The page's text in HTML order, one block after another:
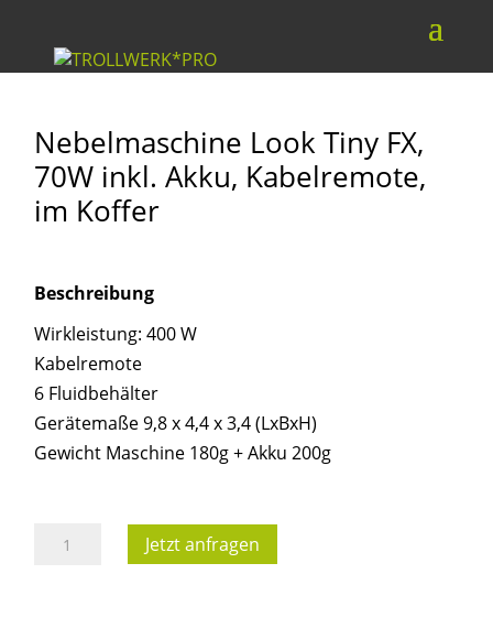
Nebelmaschine Look Tiny FX,
70W inkl. Akku, Kabelremote,
im Koffer
Beschreibung
Wirkleistung: 400 W
Kabelremote
6 Fluidbehälter
Gerätemaße 9,8 x 4,4 x 3,4 (LxBxH)
Gewicht Maschine 180g + Akku 200g
NebelmaschineJetzt anfragen